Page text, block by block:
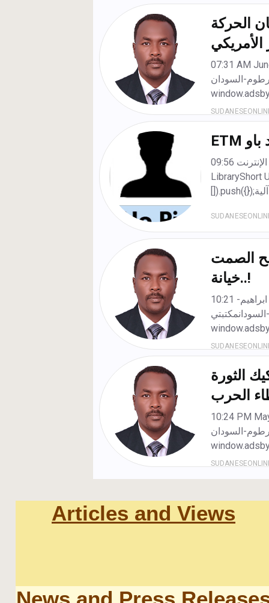
Articles and Views